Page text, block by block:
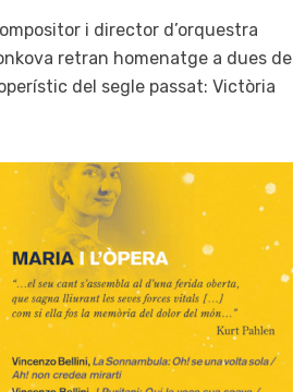
i director d’orquestra
retran homenatge a dues de
del segle passat: Victòria